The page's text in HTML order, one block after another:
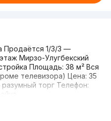
Продаётся 1/3/3 —
Мирзо-Улугбекский
Площадь: 38 м² Вся
телевизора) Цена: 35
торг Телефон: